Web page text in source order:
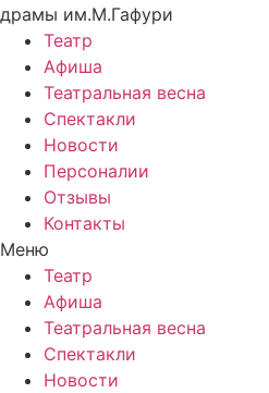
драмы им.М.Гафури
Театр
Афиша
Театральная весна
Спектакли
Новости
Персоналии
Отзывы
Контакты
Меню
Театр
Афиша
Театральная весна
Спектакли
Новости